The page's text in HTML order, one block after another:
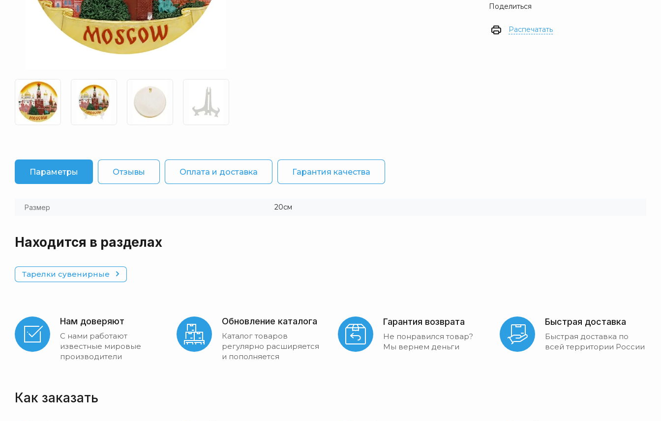
Поделиться
Распечатать
Параметры Отзывы Оплата и доставка Гарантия качества
Размер 20см
Находится в разделах
Тарелки сувенирные
Нам доверяют
С нами работают
известные мировые
производители
Обновление каталога
Каталог товаров
регулярно расширяется
и пополняется
Гарантия возврата
Не понравился товар?
Мы вернем деньги
Быстрая доставка
Быстрая доставка по
всей территории России
Как заказать